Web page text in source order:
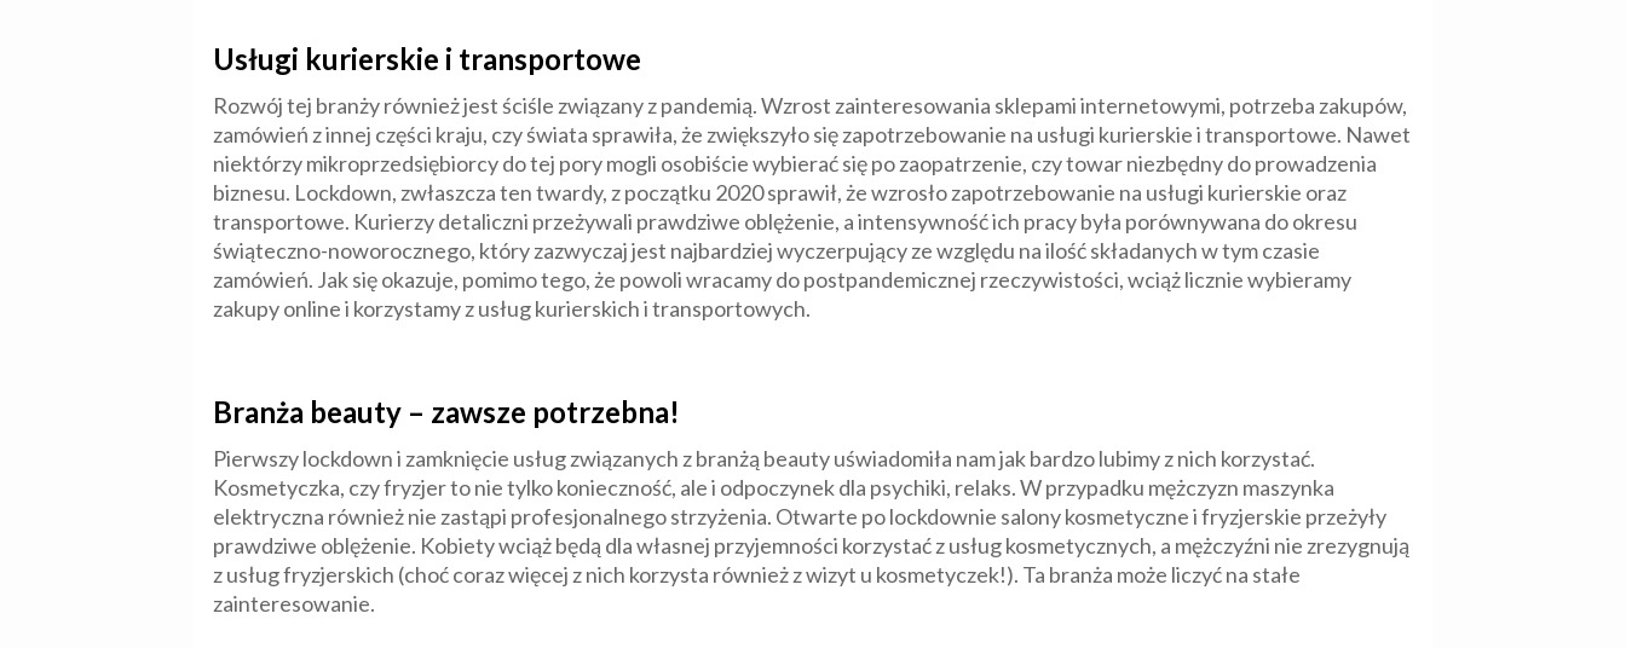
Usługi kurierskie i transportowe
Rozwój tej branży również jest ściśle związany z pandemią. Wzrost zainteresowania sklepami internetowymi, potrzeba zakupów,
zamówień z innej części kraju, czy świata sprawiła, że zwiększyło się zapotrzebowanie na usługi kurierskie i transportowe. Nawet
niektórzy mikroprzedsiębiorcy do tej pory mogli osobiście wybierać się po zaopatrzenie, czy towar niezbędny do prowadzenia
biznesu. Lockdown, zwłaszcza ten twardy, z początku 2020 sprawił, że wzrosło zapotrzebowanie na usługi kurierskie oraz
transportowe. Kurierzy detaliczni przeżywali prawdziwe oblężenie, a intensywność ich pracy była porównywana do okresu
świąteczno-noworocznego, który zazwyczaj jest najbardziej wyczerpujący ze względu na ilość składanych w tym czasie
zamówień. Jak się okazuje, pomimo tego, że powoli wracamy do postpandemicznej rzeczywistości, wciąż licznie wybieramy
zakupy online i korzystamy z usług kurierskich i transportowych.
Branża beauty – zawsze potrzebna!
Pierwszy lockdown i zamknięcie usług związanych z branżą beauty uświadomiła nam jak bardzo lubimy z nich korzystać.
Kosmetyczka, czy fryzjer to nie tylko konieczność, ale i odpoczynek dla psychiki, relaks. W przypadku mężczyzn maszynka
elektryczna również nie zastąpi profesjonalnego strzyżenia. Otwarte po lockdownie salony kosmetyczne i fryzjerskie przeżyły
prawdziwe oblężenie. Kobiety wciąż będą dla własnej przyjemności korzystać z usług kosmetycznych, a mężczyźni nie zrezygnują
z usług fryzjerskich (choć coraz więcej z nich korzysta również z wizyt u kosmetyczek!). Ta branża może liczyć na stałe
zainteresowanie.